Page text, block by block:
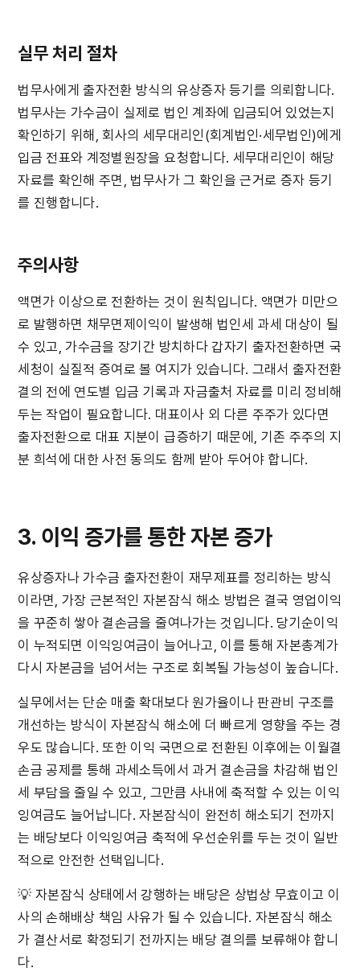
실무 처리 절차
법무사에게 출자전환 방식의 유상증자 등기를 의뢰합니다.
법무사는 가수금이 실제로 법인 계좌에 입금되어 있었는지
확인하기 위해, 회사의 세무대리인(회계법인·세무법인)에게
입금 전표와 계정별원장을 요청합니다. 세무대리인이 해당
자료를 확인해 주면, 법무사가 그 확인을 근거로 증자 등기
를 진행합니다.
주의사항
액면가 이상으로 전환하는 것이 원칙입니다. 액면가 미만으
로 발행하면 채무면제이익이 발생해 법인세 과세 대상이 될
수 있고, 가수금을 장기간 방치하다 갑자기 출자전환하면 국
세청이 실질적 증여로 볼 여지가 있습니다. 그래서 출자전환
결의 전에 연도별 입금 기록과 자금출처 자료를 미리 정비해
두는 작업이 필요합니다. 대표이사 외 다른 주주가 있다면
출자전환으로 대표 지분이 급증하기 때문에, 기존 주주의 지
분 희석에 대한 사전 동의도 함께 받아 두어야 합니다.
3. 이익 증가를 통한 자본 증가
유상증자나 가수금 출자전환이 재무제표를 정리하는 방식
이라면, 가장 근본적인 자본잠식 해소 방법은 결국 영업이익
을 꾸준히 쌓아 결손금을 줄여나가는 것입니다. 당기순이익
이 누적되면 이익잉여금이 늘어나고, 이를 통해 자본총계가
다시 자본금을 넘어서는 구조로 회복될 가능성이 높습니다.
실무에서는 단순 매출 확대보다 원가율이나 판관비 구조를
개선하는 방식이 자본잠식 해소에 더 빠르게 영향을 주는 경
우도 많습니다. 또한 이익 국면으로 전환된 이후에는 이월결
손금 공제를 통해 과세소득에서 과거 결손금을 차감해 법인
세 부담을 줄일 수 있고, 그만큼 사내에 축적할 수 있는 이익
잉여금도 늘어납니다. 자본잠식이 완전히 해소되기 전까지
는 배당보다 이익잉여금 축적에 우선순위를 두는 것이 일반
적으로 안전한 선택입니다.
💡 자본잠식 상태에서 강행하는 배당은 상법상 무효이고 이
사의 손해배상 책임 사유가 될 수 있습니다. 자본잠식 해소
가 결산서로 확정되기 전까지는 배당 결의를 보류해야 합니
다.